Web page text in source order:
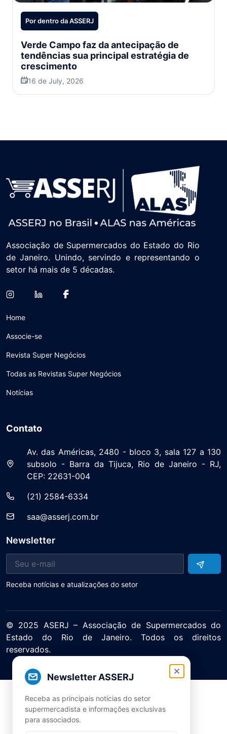
Por dentro da ASSERJ
Verde Campo faz da antecipação de
tendências sua principal estratégia de
crescimento
16 de July, 2026
Newsletter ASSERJ
Receba as principais notícias do setor
supermercadista e informações exclusivas
para associados.
Associação de Supermercados do Estado do Rio
de Janeiro. Unindo, servindo e representando o
setor há mais de 5 décadas.
Home
Associe-se
Revista Super Negócios
Todas as Revistas Super Negócios
Notícias
Contato
Av. das Américas, 2480 - bloco 3, sala 127 a 130
subsolo - Barra da Tijuca, Rio de Janeiro - RJ,
CEP: 22631-004
(21) 2584-6334
saa@asserj.com.br
Newsletter
Receba notícias e atualizações do setor
© 2025 ASERJ – Associação de Supermercados do
Estado do Rio de Janeiro. Todos os direitos
reservados.
Política de Privacidade Termos de Uso